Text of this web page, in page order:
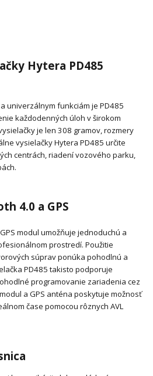
Hytera PD485
univerzálnym funkciám je PD485
každodenných úloh v širokom
je len 308 gramov, rozmery
vysielačky Hytera PD485 určite
centrách, riadení vozového parku,
4.0 a GPS
modul umožňuje jednoduchú a
prostredí. Použitie
súprav ponúka pohodlnú a
PD485 takisto podporuje
programovanie zariadenia cez
a GPS anténa poskytuje možnosť
čase pomocou rôznych AVL